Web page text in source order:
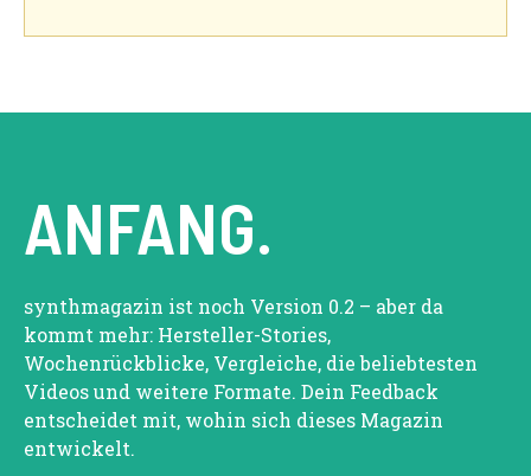
ANFANG.
synthmagazin ist noch Version 0.2 – aber da
kommt mehr: Hersteller-Stories,
Wochenrückblicke, Vergleiche, die beliebtesten
Videos und weitere Formate. Dein Feedback
entscheidet mit, wohin sich dieses Magazin
entwickelt.